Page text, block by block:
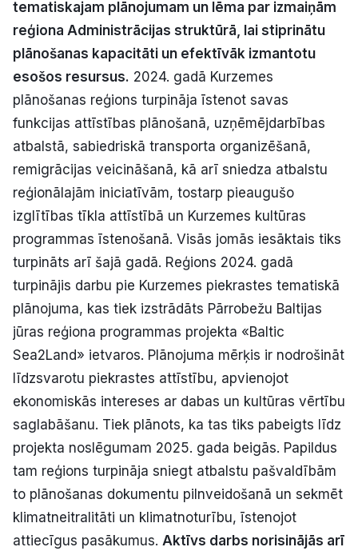
Ziņo redakcijai
Facebook Instagram YouTube
E-avīze Abonē
tematiskajam plānojumam un lēma par izmaiņām
reģiona Administrācijas struktūrā, lai stiprinātu
plānošanas kapacitāti un efektīvāk izmantotu
esošos resursus. 2024. gadā Kurzemes
plānošanas reģions turpināja īstenot savas
funkcijas attīstības plānošanā, uzņēmējdarbības
atbalstā, sabiedriskā transporta organizēšanā,
remigrācijas veicināšanā, kā arī sniedza atbalstu
reģionālajām iniciatīvām, tostarp pieaugušo
izglītības tīkla attīstībā un Kurzemes kultūras
programmas īstenošanā. Visās jomās iesāktais tiks
turpināts arī šajā gadā. Reģions 2024. gadā
turpinājis darbu pie Kurzemes piekrastes tematiskā
plānojuma, kas tiek izstrādāts Pārrobežu Baltijas
jūras reģiona programmas projekta «Baltic
Sea2Land» ietvaros. Plānojuma mērķis ir nodrošināt
līdzsvarotu piekrastes attīstību, apvienojot
ekonomiskās intereses ar dabas un kultūras vērtību
saglabāšanu. Tiek plānots, ka tas tiks pabeigts līdz
projekta noslēgumam 2025. gada beigās. Papildus
tam reģions turpināja sniegt atbalstu pašvaldībām
to plānošanas dokumentu pilnveidošanā un sekmēt
klimatneitralitāti un klimatnoturību, īstenojot
attiecīgus pasākumus. Aktīvs darbs norisinājās arī